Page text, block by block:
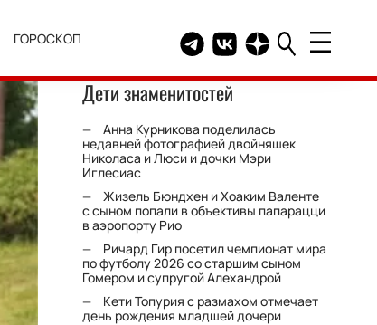
ГОРОСКОП Telegram канал HELLO
Группа HELLO
Канал HELLO в
Дети знаменитостей
Анна Курникова поделилась
недавней фотографией двойняшек
Николаса и Люси и дочки Мэри
Иглесиас
Жизель Бюндхен и Хоаким Валенте
с сыном попали в объективы папарацци
в аэропорту Рио
Ричард Гир посетил чемпионат мира
по футболу 2026 со старшим сыном
Гомером и супругой Алехандрой
Кети Топурия с размахом отмечает
день рождения младшей дочери